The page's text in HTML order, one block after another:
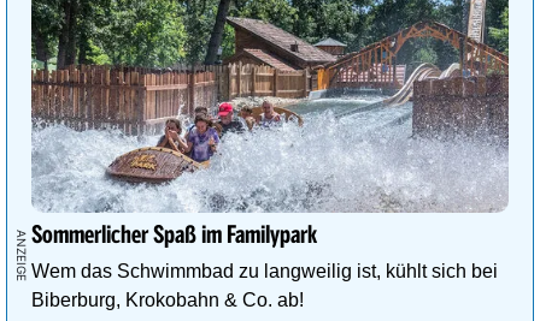
Sommerlicher Spaß im Familypark
Wem das Schwimmbad zu langweilig ist, kühlt sich bei
Biberburg, Krokobahn & Co. ab!